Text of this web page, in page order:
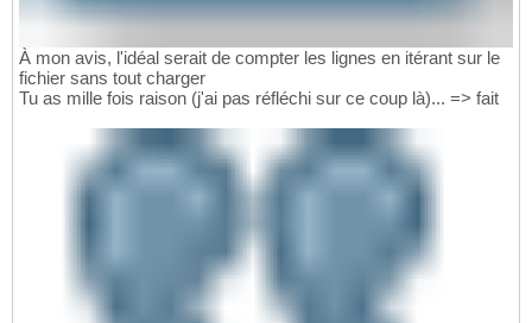
À mon avis, l'idéal serait de compter les lignes en itérant sur le
fichier sans tout charger
Tu as mille fois raison (j'ai pas réfléchi sur ce coup là)... => fait